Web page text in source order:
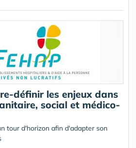
définir les enjeux dans
social et médico-
tour d'horizon afin d'adapter son